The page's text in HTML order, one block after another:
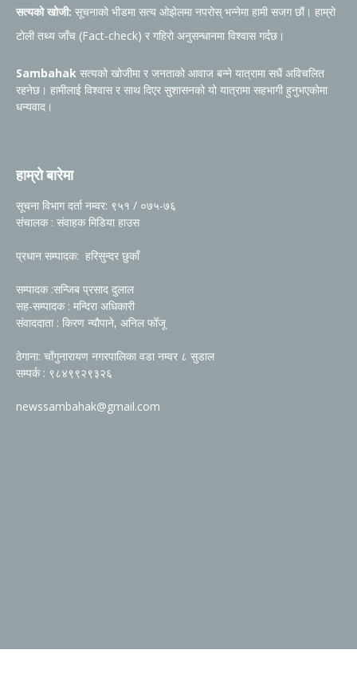
सत्यको खोजी: सूचनाको भीडमा सत्य ओझेलमा नपरोस् भन्नेमा हामी सजग छौं। हाम्रो
टोली तथ्य जाँच (Fact-check) र गहिरो अनुसन्धानमा विश्वास गर्दछ।
Sambahak सत्यको खोजीमा र जनताको आवाज बन्ने यात्रामा सधैं अविचलित
रहनेछ। हामीलाई विश्वास र साथ दिएर सुशासनको यो यात्रामा सहभागी हुनुभएकोमा
धन्यवाद।
हाम्रो बारेमा
सूचना विभाग दर्ता नम्वर: ९५१ / ०७५-७६
संचालक : संवाहक मिडिया हाउस
प्रधान सम्पादक: हरिसुन्दर छुकाँ
सम्पादक :सन्जिब प्रसाद दुलाल
सह-सम्पादक : मन्दिरा अधिकारी
संवाददाता : किरण न्यौपाने, अनिल फोँजू
ठेगाना: चाँगुनारायण नगरपालिका वडा नम्वर ८ सुडाल
सम्पर्क : ९८४९९२९३२६
newssambahak@gmail.com